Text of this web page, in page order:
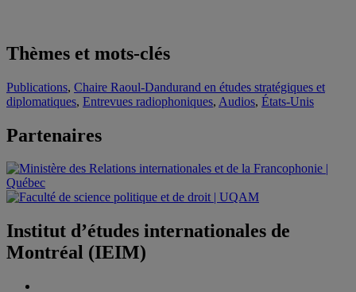
Thèmes et mots-clés
Publications, Chaire Raoul-Dandurand en études stratégiques et
diplomatiques, Entrevues radiophoniques, Audios, États-Unis
Partenaires
Institut d’études internationales de
Montréal (IEIM)